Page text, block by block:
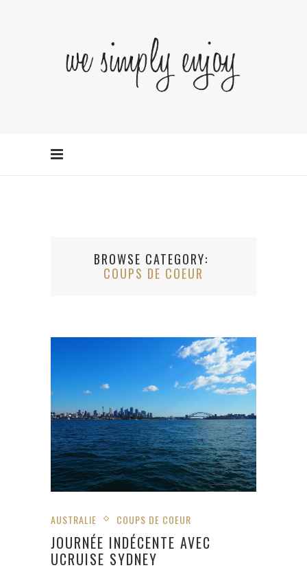
BROWSE CATEGORY
COUPS DE COEUR
AUSTRALIE COUPS DE COEUR
JOURNÉE INDÉCENTE AVEC
UCRUISE SYDNEY